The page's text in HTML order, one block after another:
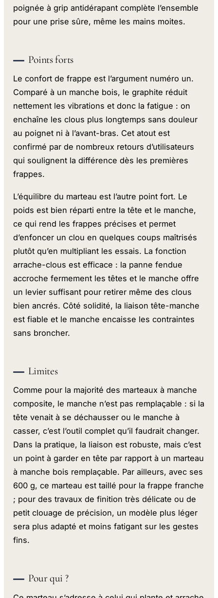
poignée à grip antidérapant complète l’ensemble
pour une prise sûre, même les mains moites.
Points forts
Le confort de frappe est l’argument numéro un.
Comparé à un manche bois, le graphite réduit
nettement les vibrations et donc la fatigue : on
enchaîne les clous plus longtemps sans douleur
au poignet ni à l’avant-bras. Cet atout est
confirmé par de nombreux retours d’utilisateurs
qui soulignent la différence dès les premières
frappes.
L’équilibre du marteau est l’autre point fort. Le
poids est bien réparti entre la tête et le manche,
ce qui rend les frappes précises et permet
d’enfoncer un clou en quelques coups maîtrisés
plutôt qu’en multipliant les essais. La fonction
arrache-clous est efficace : la panne fendue
accroche fermement les têtes et le manche offre
un levier suffisant pour retirer même des clous
bien ancrés. Côté solidité, la liaison tête-manche
est fiable et le manche encaisse les contraintes
sans broncher.
Limites
Comme pour la majorité des marteaux à manche
composite, le manche n’est pas remplaçable : si la
tête venait à se déchausser ou le manche à
casser, c’est l’outil complet qu’il faudrait changer.
Dans la pratique, la liaison est robuste, mais c’est
un point à garder en tête par rapport à un marteau
à manche bois remplaçable. Par ailleurs, avec ses
600 g, ce marteau est taillé pour la frappe franche
; pour des travaux de finition très délicate ou de
petit clouage de précision, un modèle plus léger
sera plus adapté et moins fatigant sur les gestes
fins.
Pour qui ?